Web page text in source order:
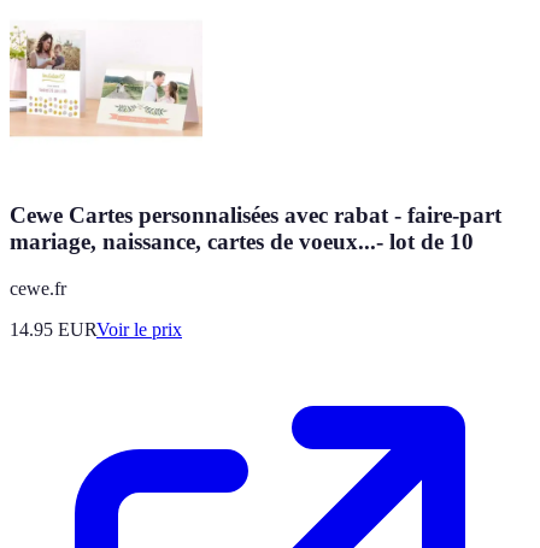
Cewe Cartes personnalisées avec rabat - faire-part
mariage, naissance, cartes de voeux...- lot de 10
cewe.fr
14.95 EURVoir le prix